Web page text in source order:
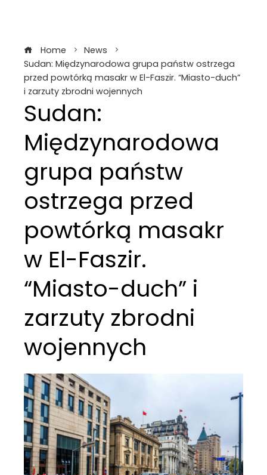
Home
News
Sudan: Międzynarodowa grupa państw ostrzega
przed powtórką masakr w El-Faszir. “Miasto-duch”
i zarzuty zbrodni wojennych
Sudan:
Międzynarodowa
grupa państw
ostrzega przed
powtórką masakr
w El-Faszir.
“Miasto-duch” i
zarzuty zbrodni
wojennych